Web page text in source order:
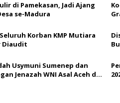
di Pamekasan, Jadi Ajang
se-Madura
Korban KMP Mutiara
Diaudit
Usymuni Sumenep dan
Jenazah WNI Asal Aceh di